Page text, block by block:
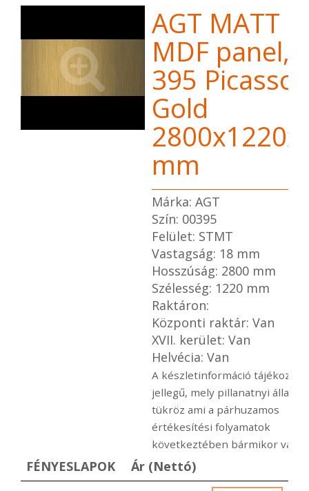
AGT MATT
MDF panel,
395 Picasso
Gold
mm
Márka: AGT
Szín: 00395
Felület: STMT
Vastagság: 18 mm
Hosszúság: 2800 mm
Szélesség: 1220 mm
Raktáron:
Központi raktár: Van
XVII. kerület: Van
Helvécia: Van
A készletinformáció
jellegű, mely pillanatnyi
tükröz ami a párhuzamos
értékesítési folyamatok
következtében bármikor
FÉNYESLAPOK Ár (Nettó)